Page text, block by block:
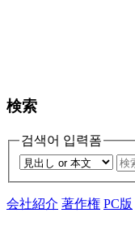
検索
검색어 입력폼
会社紹介 著作権 PC版